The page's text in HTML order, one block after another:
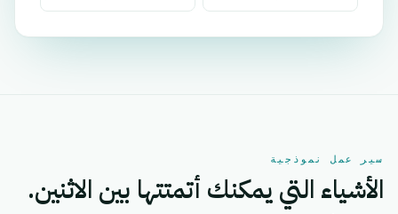
سير عمل نموذجية
الأشياء التي يمكنك أتمتتها بين الاثنين.